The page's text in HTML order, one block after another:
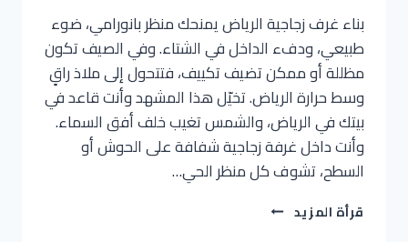
بناء غرف زجاجية الرياض يمنحك منظر بانورامي، ضوء
طبيعي، ودفء الداخل في الشتاء. وفي الصيف تكون
مظللة أو ممكن تضيف تكييف، فتتحول إلى ملاذ راقٍ
وسط حرارة الرياض. تخيّل هذا المشهد وأنت قاعد في
بيتك في الرياض، والشمس تغيب خلف أفق السماء.
وأنت داخل غرفة زجاجية شفافة على الحوش أو
السطح، تشوف كل منظر الحي…
قرأة المزيد بناء